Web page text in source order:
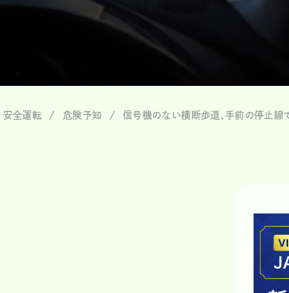
安全運転 危険予知 信号機のない横断歩道、手前の停止線